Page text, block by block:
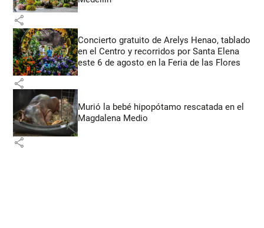
share
Concierto gratuito de Arelys Henao, tablado
en el Centro y recorridos por Santa Elena
este 6 de agosto en la Feria de las Flores
share
Murió la bebé hipopótamo rescatada en el
Magdalena Medio
share